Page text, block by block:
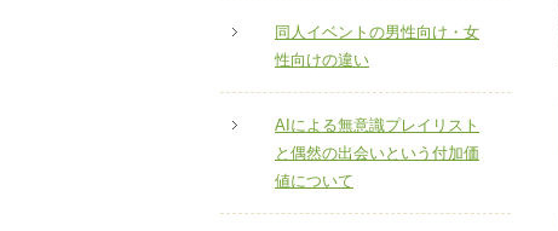
同人イベントの男性向け・女
性向けの違い
AIによる無意識プレイリスト
と偶然の出会いという付加価
値について